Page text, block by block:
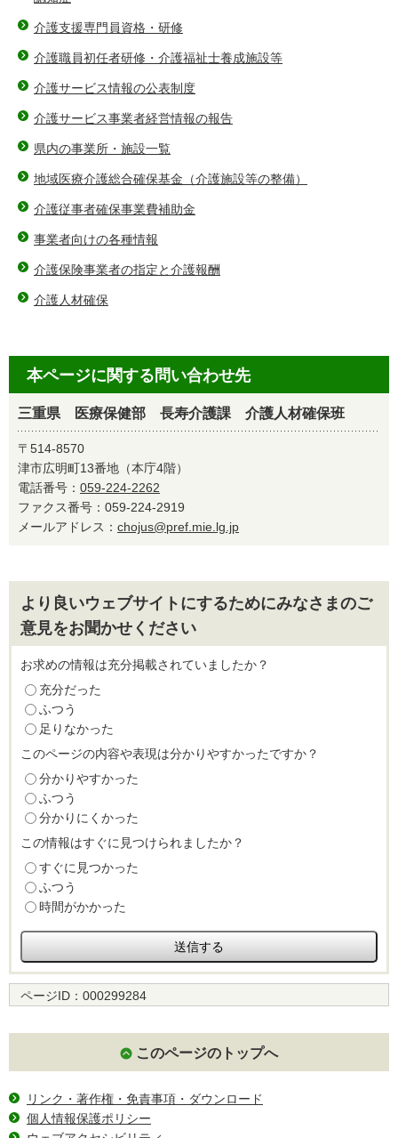
介護支援専門員資格・研修
介護職員初任者研修・介護福祉士養成施設等
介護サービス情報の公表制度
介護サービス事業者経営情報の報告
県内の事業所・施設一覧
地域医療介護総合確保基金（介護施設等の整備）
介護従事者確保事業費補助金
事業者向けの各種情報
介護保険事業者の指定と介護報酬
介護人材確保
本ページに関する問い合わせ先
三重県 医療保健部 長寿介護課 介護人材確保班
〒514-8570
津市広明町13番地（本庁4階）
電話番号： 059-224-2262
ファクス番号：059-224-2919
メールアドレス： chojus@pref.mie.lg.jp
より良いウェブサイトにするためにみなさまのご
意見をお聞かせください
お求めの情報は充分掲載されていましたか？
充分だった
ふつう
足りなかった
このページの内容や表現は分かりやすかったですか？
分かりやすかった
ふつう
分かりにくかった
この情報はすぐに見つけられましたか？
すぐに見つかった
ふつう
時間がかかった
ページID： 000299284
このページのトップへ
リンク・著作権・免責事項・ダウンロード
個人情報保護ポリシー